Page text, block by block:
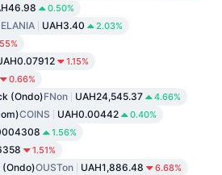
0.50%
UAH3.40 2.03%
1.15%
0.66%
(Ondo)FNon UAH24,545.37 4.66%
COINS UAH0.00442 0.40%
1.56%
1.51%
(Ondo)OUSTon UAH1,886.48 6.68%